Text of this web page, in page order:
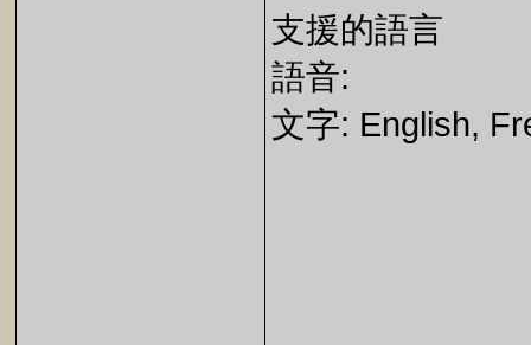
支援的語言
語音:
文字: English,